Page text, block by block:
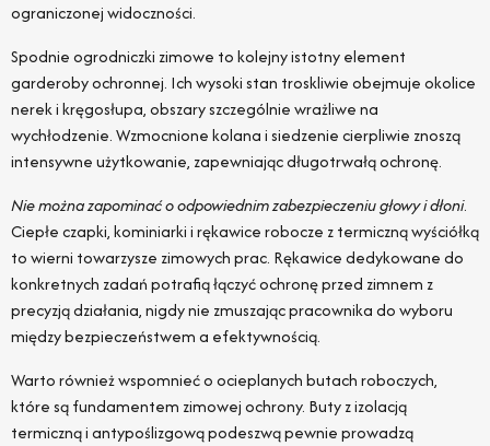
ograniczonej widoczności.
Spodnie ogrodniczki zimowe to kolejny istotny element
garderoby ochronnej. Ich wysoki stan troskliwie obejmuje okolice
nerek i kręgosłupa, obszary szczególnie wrażliwe na
wychłodzenie. Wzmocnione kolana i siedzenie cierpliwie znoszą
intensywne użytkowanie, zapewniając długotrwałą ochronę.
Nie można zapominać o odpowiednim zabezpieczeniu głowy i dłoni.
Ciepłe czapki, kominiarki i rękawice robocze z termiczną wyściółką
to wierni towarzysze zimowych prac. Rękawice dedykowane do
konkretnych zadań potrafią łączyć ochronę przed zimnem z
precyzją działania, nigdy nie zmuszając pracownika do wyboru
między bezpieczeństwem a efektywnością.
Warto również wspomnieć o ocieplanych butach roboczych,
które są fundamentem zimowej ochrony. Buty z izolacją
termiczną i antypoślizgową podeszwą pewnie prowadzą